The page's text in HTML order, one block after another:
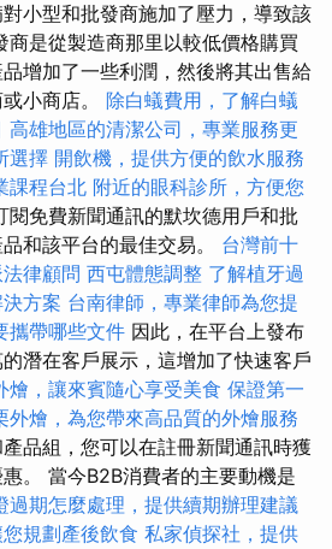
小型和批發商施加了壓力，導致該
商是從製造商那里以較低價格購買
增加了一些利潤，然後將其出售給
小商店。 除白蟻費用，了解白蟻
高雄地區的清潔公司，專業服務更
選擇 開飲機，提供方便的飲水服務
課程台北 附近的眼科診所，方便您
閱免費新聞通訊的默坎德用戶和批
和該平台的最佳交易。 台灣前十
律顧問 西屯體態調整 了解植牙過
方案 台南律師，專業律師為您提
攜帶哪些文件 因此，在平台上發布
潛在客戶展示，這增加了快速客戶
燴，讓來賓隨心享受美食 保證第一
外燴，為您帶來高品質的外燴服務
品組，您可以在註冊新聞通訊時獲
。 當今B2B消費者的主要動機是
過期怎麼處理，提供續期辦理建議
規劃產後飲食 私家偵探社，提供